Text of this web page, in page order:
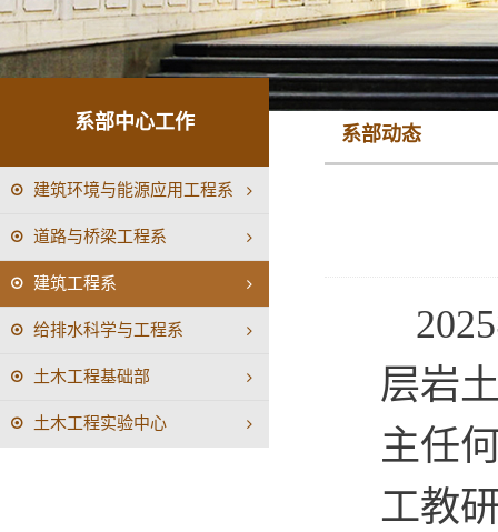
系部中心工作
建筑环境与能源应用工程系
道路与桥梁工程系
建筑工程系
给排水科学与工程系
土木工程基础部
土木工程实验中心
系部动态
层岩
主任
工教